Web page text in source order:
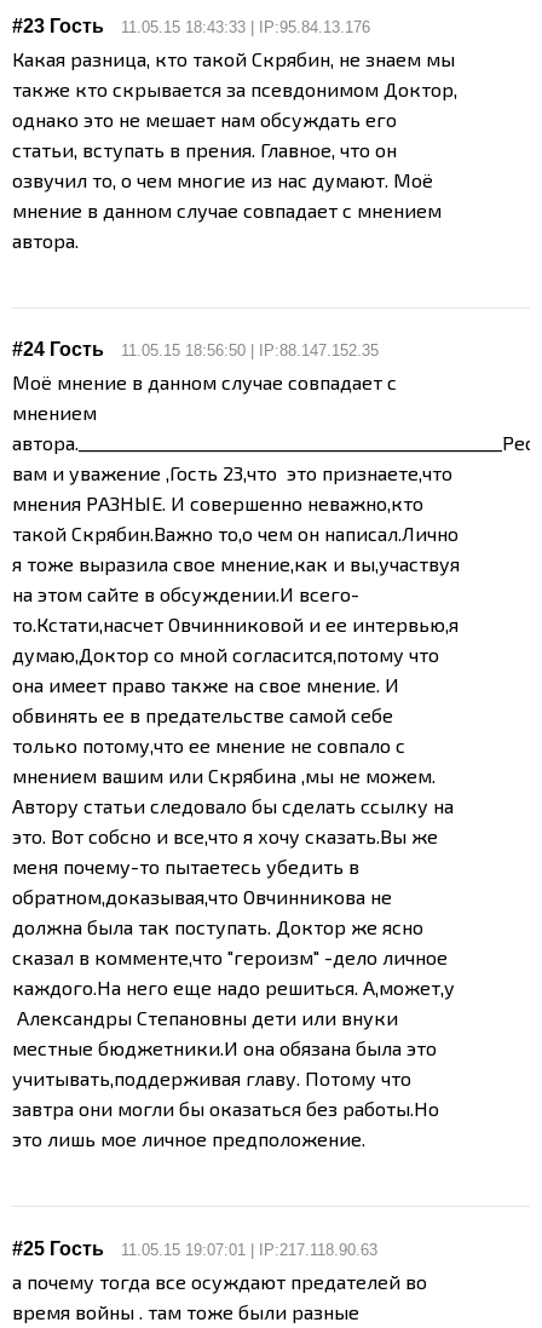
#23 Гость 11.05.15 18:43:33 | IP:95.84.13.176
Какая разница, кто такой Скрябин, не знаем мы
также кто скрывается за псевдонимом Доктор,
однако это не мешает нам обсуждать его
статьи, вступать в прения. Главное, что он
озвучил то, о чем многие из нас думают. Моё
мнение в данном случае совпадает с мнением
автора.
#24 Гость 11.05.15 18:56:50 | IP:88.147.152.35
Моё мнение в данном случае совпадает с
мнением
автора.
вам и уважение ,Гость 23,что это признаете,что
мнения РАЗНЫЕ. И совершенно неважно,кто
такой Скрябин.Важно то,о чем он написал.Лично
я тоже выразила свое мнение,как и вы,участвуя
на этом сайте в обсуждении.И всего-
то.Кстати,насчет Овчинниковой и ее интервью,я
думаю,Доктор со мной согласится,потому что
она имеет право также на свое мнение. И
обвинять ее в предательстве самой себе
только потому,что ее мнение не совпало с
мнением вашим или Скрябина ,мы не можем.
Автору статьи следовало бы сделать ссылку на
это. Вот собсно и все,что я хочу сказать.Вы же
меня почему-то пытаетесь убедить в
обратном,доказывая,что Овчинникова не
должна была так поступать. Доктор же ясно
сказал в комменте,что "героизм" -дело личное
каждого.На него еще надо решиться. А,может,у
Александры Степановны дети или внуки
местные бюджетники.И она обязана была это
учитывать,поддерживая главу. Потому что
завтра они могли бы оказаться без работы.Но
это лишь мое личное предположение.
#25 Гость 11.05.15 19:07:01 | IP:217.118.90.63
а почему тогда все осуждают предателей во
время войны . там тоже были разные